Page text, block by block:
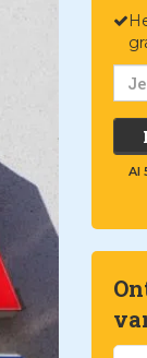
Al